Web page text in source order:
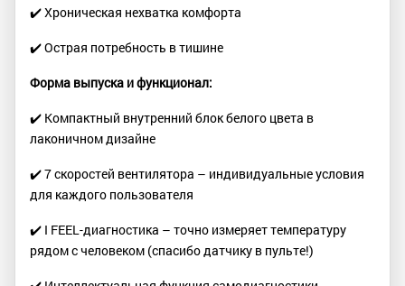
✔️ Хроническая нехватка комфорта
✔️ Острая потребность в тишине
Форма выпуска и функционал:
✔️ Компактный внутренний блок белого цвета в
лаконичном дизайне
✔️ 7 скоростей вентилятора – индивидуальные условия
для каждого пользователя
✔️ I FEEL-диагностика – точно измеряет температуру
рядом с человеком (спасибо датчику в пульте!)